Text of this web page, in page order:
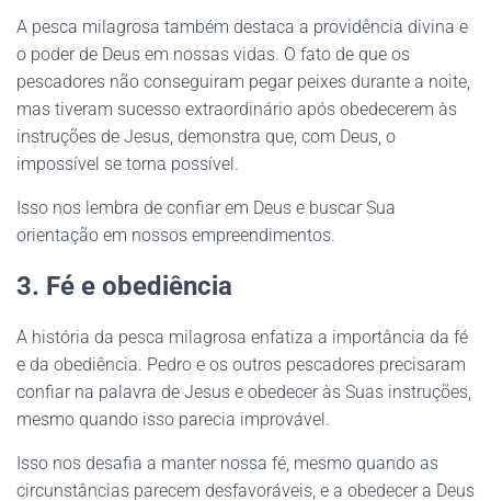
A pesca milagrosa também destaca a providência divina e
o poder de Deus em nossas vidas. O fato de que os
pescadores não conseguiram pegar peixes durante a noite,
mas tiveram sucesso extraordinário após obedecerem às
instruções de Jesus, demonstra que, com Deus, o
impossível se torna possível.
Isso nos lembra de confiar em Deus e buscar Sua
orientação em nossos empreendimentos.
3. Fé e obediência
A história da pesca milagrosa enfatiza a importância da fé
e da obediência. Pedro e os outros pescadores precisaram
confiar na palavra de Jesus e obedecer às Suas instruções,
mesmo quando isso parecia improvável.
Isso nos desafia a manter nossa fé, mesmo quando as
circunstâncias parecem desfavoráveis, e a obedecer a Deus